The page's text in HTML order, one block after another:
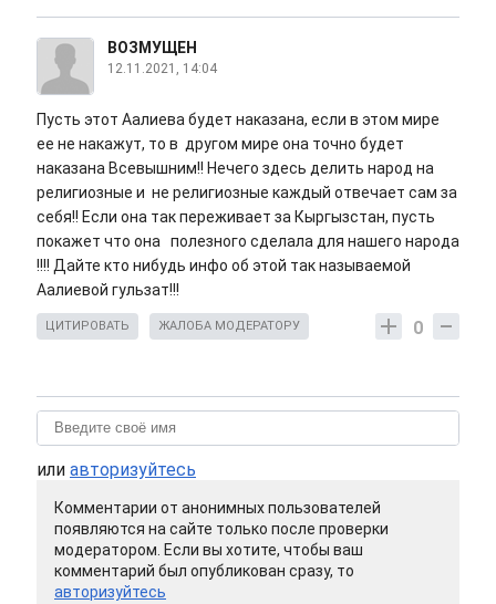
ВОЗМУЩЕН
12.11.2021, 14:04
Пусть этот Аалиева будет наказана, если в этом мире
ее не накажут, то в другом мире она точно будет
наказана Всевышним!! Нечего здесь делить народ на
религиозные и не религиозные каждый отвечает сам за
себя!! Если она так переживает за Кыргызстан, пусть
покажет что она полезного сделала для нашего народа
!!!! Дайте кто нибудь инфо об этой так называемой
Аалиевой гульзат!!!
0
ЦИТИРОВАТЬ ЖАЛОБА МОДЕРАТОРУ
или авторизуйтесь
Комментарии от анонимных пользователей
появляются на сайте только после проверки
модератором. Если вы хотите, чтобы ваш
комментарий был опубликован сразу, то
авторизуйтесь